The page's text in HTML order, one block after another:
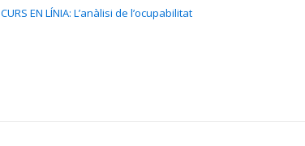
CURS EN LÍNIA: L’anàlisi de l’ocupabilitat